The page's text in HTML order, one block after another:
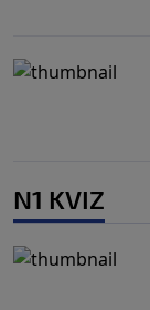
N1 KVIZ